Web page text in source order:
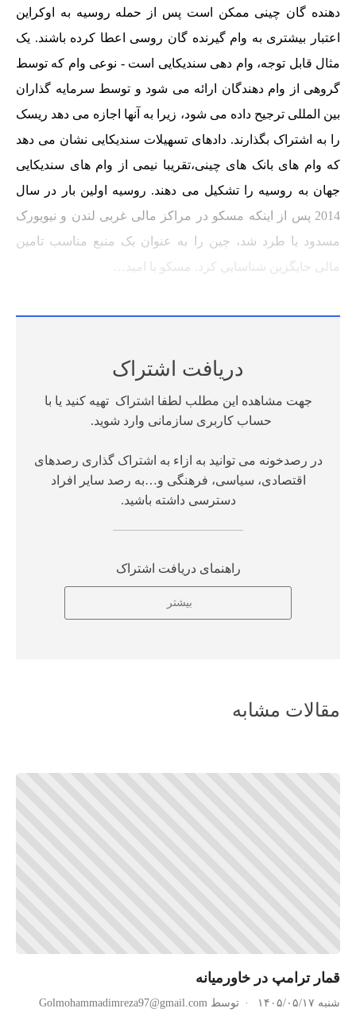
دهنده گان چینی ممکن است پس از حمله روسیه به اوکراین
اعتبار بیشتری به وام گیرنده گان روسی اعطا کرده باشند. یک
مثال قابل توجه، وام دهی سندیکایی است - نوعی وام که توسط
گروهی از وام دهندگان ارائه می شود و توسط سرمایه گذاران
بین المللی ترجیح داده می شود، زیرا به آنها اجازه می دهد ریسک
را به اشتراک بگذارند. دادهای تسهیلات سندیکایی نشان می دهد
که وام های بانک های چینی،تقریبا نیمی از وام­ های سندیکایی
جهان به روسیه را تشکیل می دهند. روسیه اولین بار در سال
2014 پس از اینکه مسکو در مراکز مالی غربی لندن و نیویورک
مسدود یا طرد شد، چین را به عنوان یک منبع مناسب تامین
مالی جایگزین شناسایی کرد. مسکو با امید…
دریافت اشتراک
جهت مشاهده این مطلب لطفا اشتراک تهیه کنید یا با
حساب کاربری سازمانی وارد شوید.
در رصدخونه می توانید به ازاء به اشتراک گذاری رصدهای
اقتصادی، سیاسی، فرهنگی و…به رصد سایر افراد
دسترسی داشته باشید.
راهنمای دریافت اشتراک
بیشتر
مقالات مشابه
قمار ترامپ در خاورمیانه
شنبه ۱۴۰۵/۰۵/۱۷ توسط Golmohammadimreza97@gmail.com